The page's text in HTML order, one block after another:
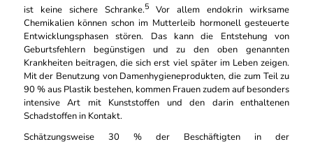
ist keine sichere Schranke.5
Vor allem endokrin wirksame
Chemikalien können schon im Mutterleib hormonell gesteuerte
Entwicklungsphasen stören. Das kann die Entstehung von
Geburtsfehlern begünstigen und zu den oben genannten
Krankheiten beitragen, die sich erst viel später im Leben zeigen.
Mit der Benutzung von Damenhygieneprodukten, die zum Teil zu
90 % aus Plastik bestehen, kommen Frauen zudem auf besonders
intensive Art mit Kunststoffen und den darin enthaltenen
Schadstoffen in Kontakt.
Schätzungsweise 30 % der Beschäftigten in der